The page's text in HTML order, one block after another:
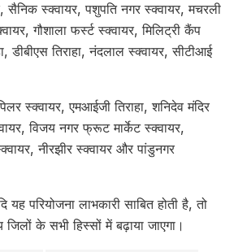
सैनिक स्क्वायर, पशुपति नगर स्क्वायर, मचरली
गौशाला फर्स्ट स्क्वायर, मिलिट्री कैंप
डीबीएस तिराहा, नंदलाल स्क्वायर, सीटीआई
स्क्वायर, एमआईजी तिराहा, शनिदेव मंदिर
विजय नगर फ्रूट मार्केट स्क्वायर,
नीरझीर स्क्वायर और पांडुनगर
यह परियोजना लाभकारी साबित होती है, तो
के सभी हिस्सों में बढ़ाया जाएगा।